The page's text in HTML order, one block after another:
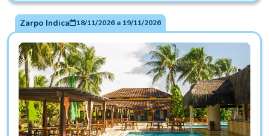
Zarpo Indica 18/11/2026a 19/11/2026